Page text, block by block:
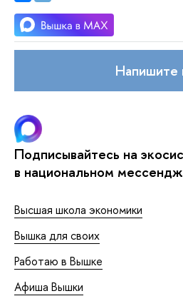
Напишите
Подписывайтесь на
в национальном
Высшая школа экономики
Вышка для своих
Работаю в Вышке
Афиша Вышки